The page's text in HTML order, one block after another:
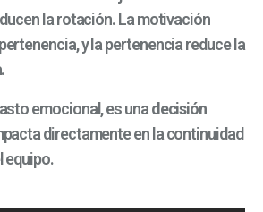
la rotación. La motivación
y la pertenencia reduce la
emocional, es unadecisión
directamente en la continuidad
equipo.